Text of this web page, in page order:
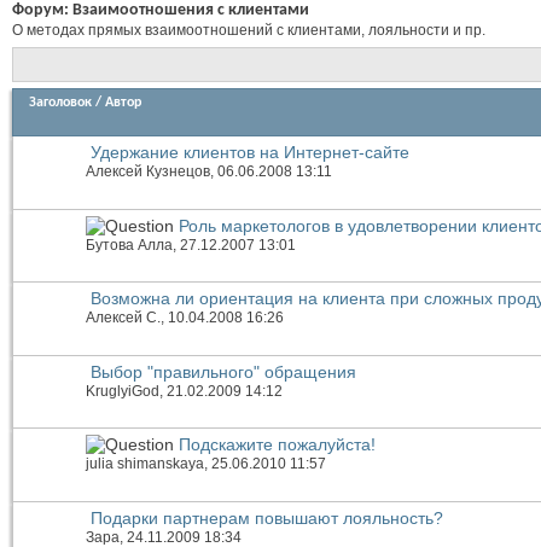
Форум: Взаимоотношения с клиентами
О методах прямых взаимоотношений с клиентами, лояльности и пр.
Заголовок / Автор
Удержание клиентов на Интернет-сайте
Алексей Кузнецов, 06.06.2008 13:11
Роль маркетологов в удовлетворении
Бутова Алла, 27.12.2007 13:01
Возможна ли ориентация на клиента при сложных
Алексей С., 10.04.2008 16:26
Выбор "правильного" обращения
KruglyiGod , 21.02.2009 14:12
Подскажите пожалуйста!
julia shimanskaya, 25.06.2010 11:57
Подарки партнерам повышают лояльность?
Зара , 24.11.2009 18:34